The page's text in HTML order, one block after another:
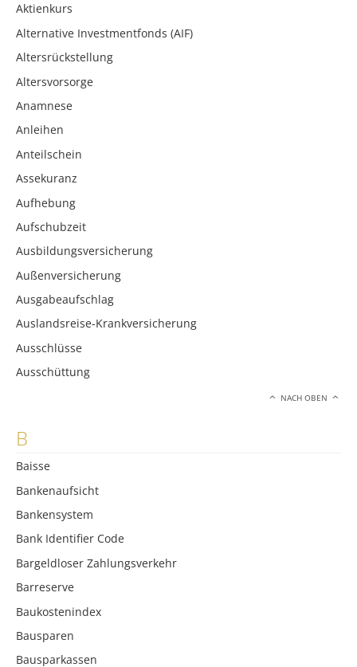
Aktienkurs
Alternative Investmentfonds (AIF)
Altersrückstellung
Altersvorsorge
Anamnese
Anleihen
Anteilschein
Assekuranz
Aufhebung
Aufschubzeit
Ausbildungsversicherung
Außenversicherung
Ausgabeaufschlag
Auslandsreise-Krankversicherung
Ausschlüsse
Ausschüttung
NACH OBEN
B
Baisse
Bankenaufsicht
Bankensystem
Bank Identifier Code
Bargeldloser Zahlungsverkehr
Barreserve
Baukostenindex
Bausparen
Bausparkassen